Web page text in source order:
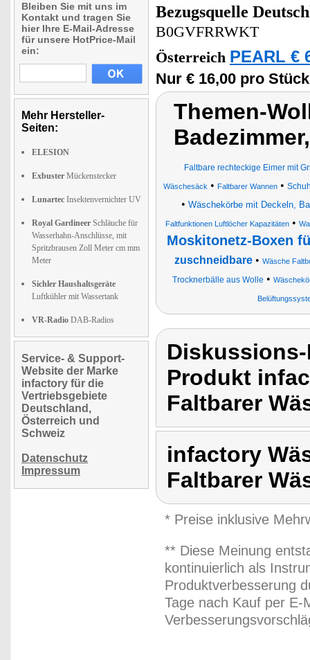
Bleiben Sie mit uns im
Kontakt und tragen Sie
hier Ihre E-Mail-Adresse
für unsere HotPrice-Mail
ein:
Mehr Hersteller-
Seiten:
ELESION
Exbuster Mückenstecker
Lunartec Insektenvernichter UV
Royal Gardineer Schläuche für
Wasserhahn-Anschlüsse, mit
Spritzbrausen Zoll Meter cm mm
Meter
Sichler Haushaltsgeräte
Luftkühler mit Wassertank
VR-Radio DAB-Radios
Service- & Support-
Website der Marke
infactory für die
Vertriebsgebiete
Deutschland,
Österreich und
Schweiz
Datenschutz
Impressum
Bezugsquelle
B0GVFRRWKT
Österreich PEARL €
Nur € 16,00 pro
Themen-
Faltbare rechteckige Eimer mit
Wäschesäck • Faltbarer Wannen •
• Wäschekörbe mit Deckeln,
Faltfunktionen Luftlöcher Kapazitäten•
Moskitonetz-Boxen
zuschneidbare • Wäsche
Trocknerbälle aus Wolle •
Produkt
Faltbarer
infactory
Faltbarer
* Preise inklusive
** Diese Meinung
kontinuierlich als
Produktverbesserung
Tage nach Kauf per E-